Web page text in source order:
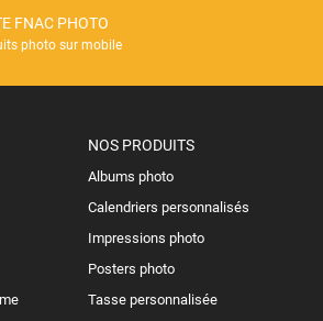
FNAC PHOTO
photo sur mobile
NOS PRODUITS
Albums photo
Calendriers personnalisés
Impressions photo
Posters photo
Tasse personnalisée